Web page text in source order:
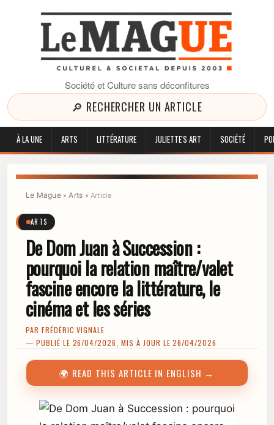
Société et Culture sans déconfitures
🔎 RECHERCHER UN ARTICLE
À LA UNE ARTS LITTÉRATURE JULIETTE'S ART SOCIÉTÉ
Le Mague»Arts » Article
ARTS
De Dom Juan à Succession :
pourquoi la relation maître/valet
fascine encore la littérature, le
cinéma et les séries
PAR FRÉDÉRIC VIGNALE
— PUBLIÉ LE 26/04/2026, MIS À JOUR LE 26/04/2026
🌍 READ THIS ARTICLE IN ENGLISH →